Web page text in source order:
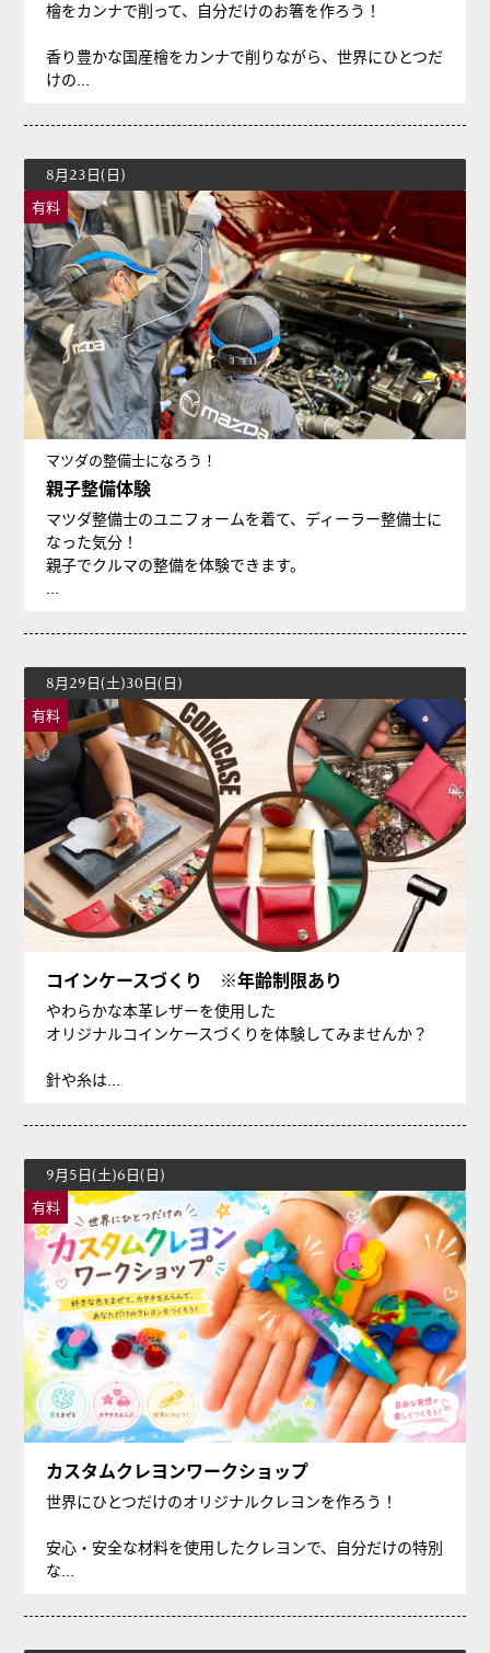
檜をカンナで削って、自分だけのお箸を作ろう！
香り豊かな国産檜をカンナで削りながら、世界にひとつだ
けの...
8月23日(日)
有料
マツダの整備士になろう！
親子整備体験
マツダ整備士のユニフォームを着て、ディーラー整備士に
なった気分！
親子でクルマの整備を体験できます。
...
8月29日(土)30日(日)
有料
コインケースづくり ※年齢制限あり
やわらかな本革レザーを使用した
オリジナルコインケースづくりを体験してみませんか？
針や糸は...
9月5日(土)6日(日)
有料
カスタムクレヨンワークショップ
世界にひとつだけのオリジナルクレヨンを作ろう！
安心・安全な材料を使用したクレヨンで、自分だけの特別
な...